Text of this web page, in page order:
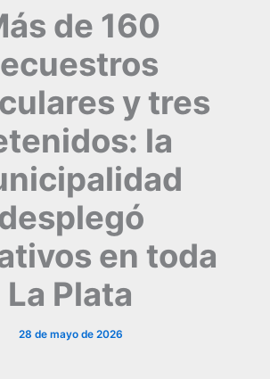
de 160
y tres
la
en toda
La Plata
28 de mayo de 2026